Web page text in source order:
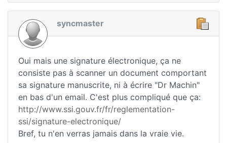
syncmaster
Oui mais une signature électronique, ça ne
consiste pas à scanner un document comportant
sa signature manuscrite, ni à écrire "Dr Machin"
en bas d'un email. C'est plus compliqué que ça:
http://www.ssi.gouv.fr/fr/reglementation-
ssi/signature-electronique/
Bref, tu n'en verras jamais dans la vraie vie.